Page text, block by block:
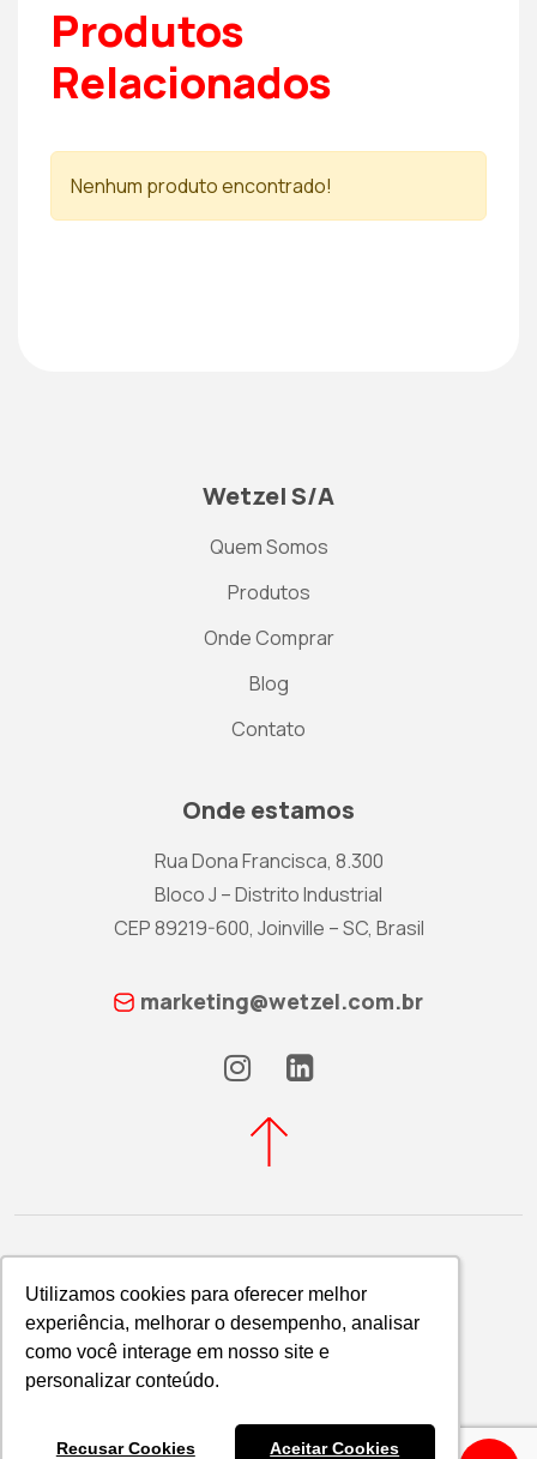
Utilizamos cookies para oferecer melhor
experiência, melhorar o desempenho, analisar
como você interage em nosso site e
personalizar conteúdo.
Recusar Cookies Aceitar Cookies
Utilizamos cookies para oferecer melhor
experiência, melhorar o desempenho, analisar
como você interage em nosso site e
personalizar conteúdo.
Recusar Cookies Aceitar Cookies
Produtos
Relacionados
Nenhum produto encontrado!
Wetzel S/A
Quem Somos
Produtos
Onde Comprar
Blog
Contato
Onde estamos
Rua Dona Francisca, 8.300
Bloco J – Distrito Industrial
CEP 89219-600, Joinville – SC, Brasil
marketing@wetzel.com.br
Política de Privacidade
WETZEL S/A © 2026